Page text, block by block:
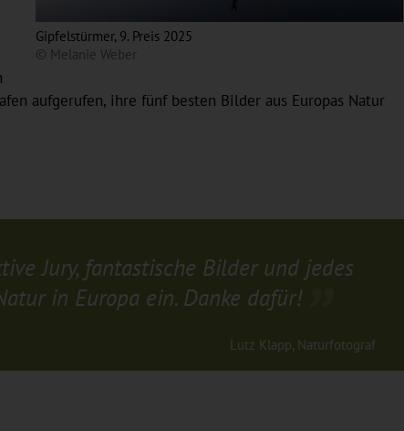
Gipfelstürmer, 9. Preis 2025
© Melanie Weber
aufgerufen, ihre fünf besten Bilder aus Europas Natur
Jury, fantastische Bilder und jedes
in Europa ein. Danke dafür!
Lutz Klapp, Naturfotograf